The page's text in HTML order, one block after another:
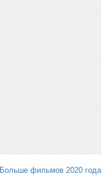
Больше фильмов 2020 года